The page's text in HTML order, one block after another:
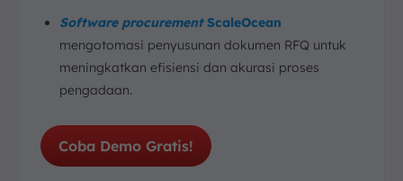
Software procurementScaleOcean
mengotomasi penyusunan dokumen RFQ untuk
meningkatkan efisiensi dan akurasi proses
pengadaan.
Coba Demo Gratis!